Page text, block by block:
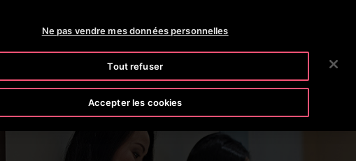
OTISLINE (800) 238-6847 SALLE DE PRESSE
RECHERCHER
Ne pas vendre mes données personnelles
Tout refuser
Accepter les cookies